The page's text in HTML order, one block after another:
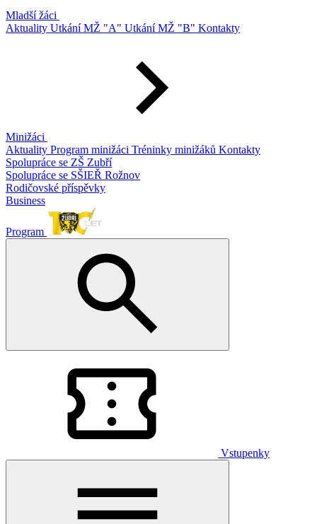
Mladší žáci
Aktuality Utkání MŽ "A" Utkání MŽ "B" Kontakty
Minižáci
Aktuality Program minižáci Tréninky minižáků Kontakty
Spolupráce se ZŠ Zubří
Spolupráce se SŠIEŘ Rožnov
Rodičovské příspěvky
Business
Program
Vstupenky